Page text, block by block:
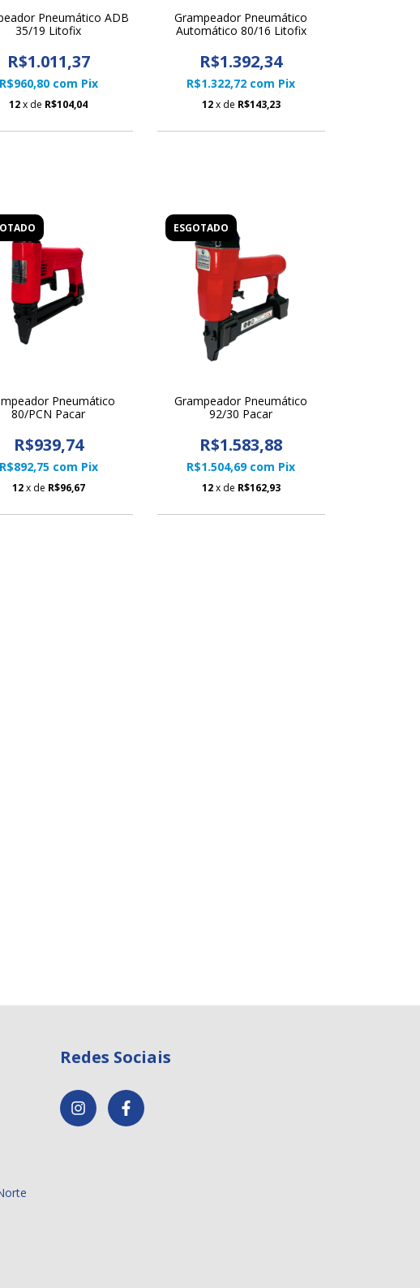
Pneumático ADB
35/19 Litofix
R$1.011,37
R$960,80 com Pix
12x de R$104,04
Grampeador Pneumático
Automático 80/16 Litofix
R$1.392,34
R$1.322,72 com Pix
12x de R$143,23
Pneumático
80/PCN Pacar
R$939,74
R$892,75 com Pix
12x de R$96,67
ESGOTADO
Grampeador Pneumático
92/30 Pacar
R$1.583,88
R$1.504,69 com Pix
12x de R$162,93
Redes Sociais